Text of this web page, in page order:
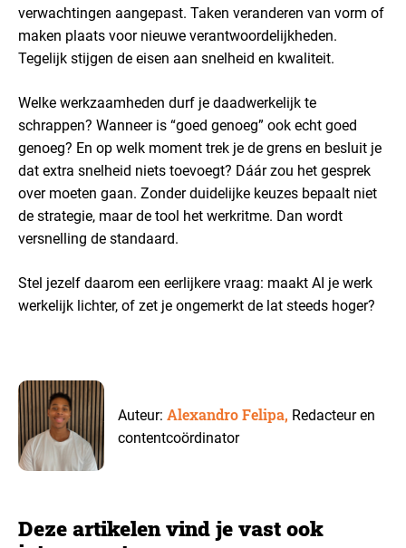
verwachtingen aangepast. Taken veranderen van vorm of
maken plaats voor nieuwe verantwoordelijkheden.
Tegelijk stijgen de eisen aan snelheid en kwaliteit.
Welke werkzaamheden durf je daadwerkelijk te
schrappen? Wanneer is “goed genoeg” ook echt goed
genoeg? En op welk moment trek je de grens en besluit je
dat extra snelheid niets toevoegt? Dáár zou het gesprek
over moeten gaan. Zonder duidelijke keuzes bepaalt niet
de strategie, maar de tool het werkritme. Dan wordt
versnelling de standaard.
Stel jezelf daarom een eerlijkere vraag: maakt AI je werk
werkelijk lichter, of zet je ongemerkt de lat steeds hoger?
Auteur:Alexandro Felipa, Redacteur en
contentcoördinator
Deze artikelen vind je vast ook